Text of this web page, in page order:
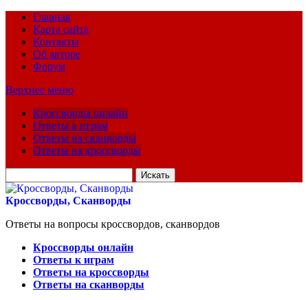
Главная
Карта сайта
Контакты
Об авторе
Форум
Верхнее меню
Кроссворды онлайн
Ответы к играм
Ответы на сканворды
Ответы на кроссворды
для:
Кроссворды, Сканворды
Ответы на вопросы кроссвордов, сканвордов
Кроссворды онлайн
Ответы к играм
Ответы на кроссворды
Ответы на сканворды